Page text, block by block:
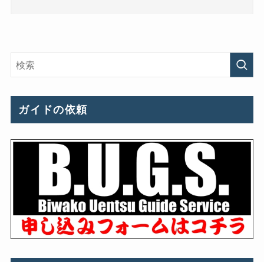
ガイドの依頼